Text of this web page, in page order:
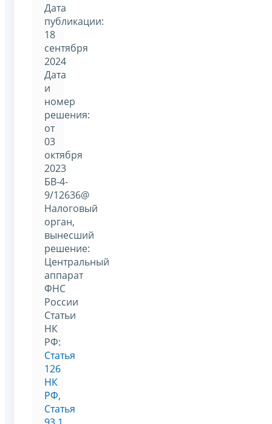
Дата
публикации:
18
сентября
2024
Дата
и
номер
решения:
от
03
октября
2023
БВ-4-
9/12636@
Налоговый
орган,
вынесший
решение:
Центральный
аппарат
ФНС
России
Статьи
НК
РФ:
Статья
126
НК
РФ,
Статья